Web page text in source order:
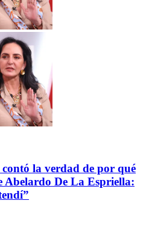
la verdad de por qué
Abelardo De La Espriella: